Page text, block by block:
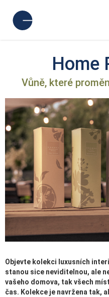
Home
Vůně, které
Objevte kolekci luxusních
stanou sice neviditelnou, ale
vašeho domova, tak všech
čas. Kolekce je navržena tak,